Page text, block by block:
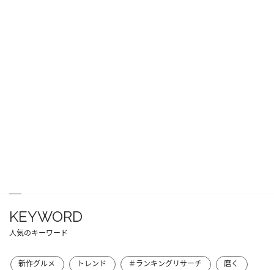
KEYWORD
人気のキーワード
新作グルメ トレンド ＃ランキングリサーチ
磨く